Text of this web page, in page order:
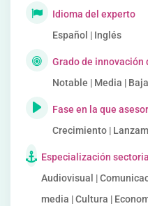
Idioma del experto
Español | Inglés
Grado de innovación
Notable | Media |
Fase en la que
Crecimiento |
Especialización sectorial
Audiovisual |
media | Cultura |